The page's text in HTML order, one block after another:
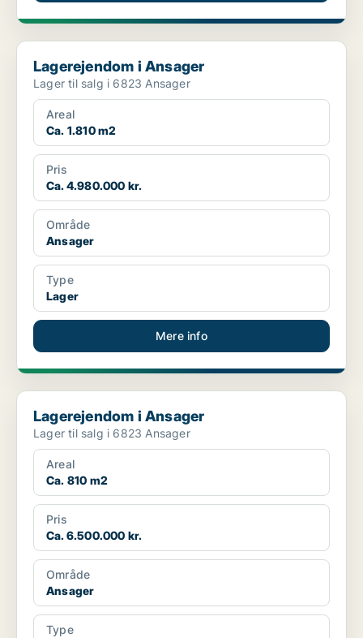
Lagerejendom i Ansager
Lagerejendom i Ansager
Lager til salg i 6823 Ansager
Areal
Ca. 1.810 m2
Pris
Ca. 4.980.000 kr.
Område
Ansager
Type
Lager
Mere info
Lagerejendom i Ansager
Lagerejendom i Ansager
Lager til salg i 6823 Ansager
Areal
Ca. 810 m2
Pris
Ca. 6.500.000 kr.
Område
Ansager
Type